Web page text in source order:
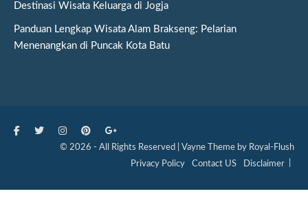
Destinasi Wisata Keluarga di Jogja
Panduan Lengkap Wisata Alam Brakseng: Pelarian
Menenangkan di Puncak Kota Batu
© 2026 - All Rights Reserved | Vayne Theme by Royal-Flush
Privacy Policy
Contact US Disclaimer